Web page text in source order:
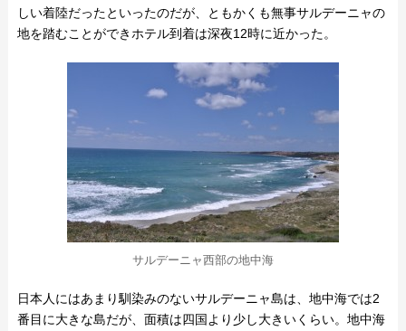
しい着陸だったといったのだが、ともかくも無事サルデーニャの
地を踏むことができホテル到着は深夜12時に近かった。
サルデーニャ西部の地中海
日本人にはあまり馴染みのないサルデーニャ島は、地中海では2
番目に大きな島だが、面積は四国より少し大きいくらい。地中海